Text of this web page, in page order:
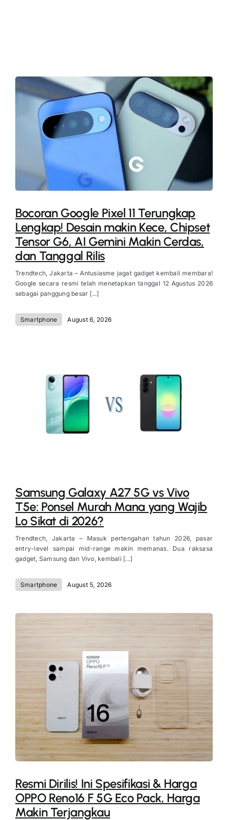
Bocoran Google Pixel 11 Terungkap
Lengkap! Desain makin Kece, Chipset
Tensor G6, AI Gemini Makin Cerdas,
dan Tanggal Rilis
Trendtech, Jakarta – Antusiasme jagat gadget kembali membara!
Google secara resmi telah menetapkan tanggal 12 Agustus 2026
sebagai panggung besar [...]
Smartphone August 6, 2026
Samsung Galaxy A27 5G vs Vivo
T5e: Ponsel Murah Mana yang Wajib
Lo Sikat di 2026?
Trendtech, Jakarta – Masuk pertengahan tahun 2026, pasar
entry-level sampai mid-range makin memanas. Dua raksasa
gadget, Samsung dan Vivo, kembali [...]
Smartphone August 5, 2026
Resmi Dirilis! Ini Spesifikasi & Harga
OPPO Reno16 F 5G Eco Pack, Harga
Makin Terjangkau